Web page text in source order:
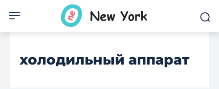
холодильный аппарат